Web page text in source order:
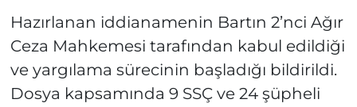
Hazırlanan iddianamenin Bartın 2’nci Ağır
Ceza Mahkemesi tarafından kabul edildiği
ve yargılama sürecinin başladığı bildirildi.
Dosya kapsamında 9 SSÇ ve 24 şüpheli